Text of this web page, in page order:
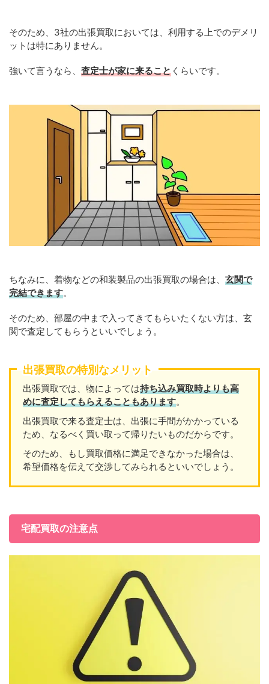
そのため、3社の出張買取においては、利用する上でのデメリ
ットは特にありません。
強いて言うなら、 査定士が家に来ること くらいです。
ちなみに、着物などの和装製品の出張買取の場合は、 玄関で
完結できます。
そのため、部屋の中まで入ってきてもらいたくない方は、玄
関で査定してもらうといいでしょう。
出張買取の特別なメリット
出張買取では、物によっては持ち込み買取時よりも高
めに査定してもらえることもあります。
出張買取で来る査定士は、出張に手間がかかっている
ため、なるべく買い取って帰りたいものだからです。
そのため、もし買取価格に満足できなかった場合は、
希望価格を伝えて交渉してみられるといいでしょう。
宅配買取の注意点